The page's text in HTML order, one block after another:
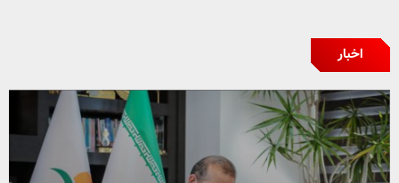
اخبار